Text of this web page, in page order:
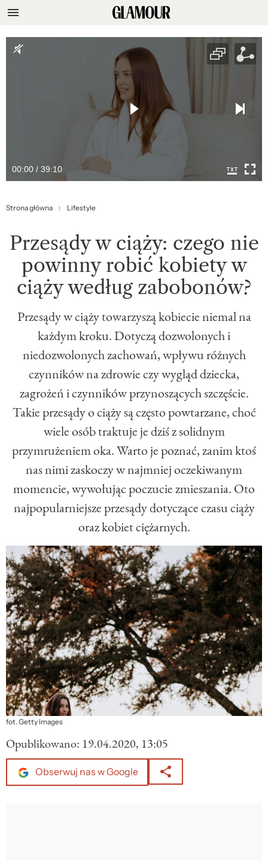
00:00 / 39:10
Strona główna Lifestyle
Przesądy w ciąży: czego nie
powinny robić kobiety w
ciąży według zabobonów?
Przesądy w ciąży towarzyszą kobiecie niemal na
każdym kroku. Dotyczą dozwolonych i
niedozwolonych zachowań, wpływu różnych
czynników na zdrowie czy wygląd dziecka,
zagrożeń i czynników przynoszących szczęście.
Takie przesądy o ciąży są często powtarzane, choć
wiele osób traktuje je dziś z solidnym
przymrużeniem oka. Warto je poznać, zanim ktoś
nas nimi zaskoczy w najmniej oczekiwanym
momencie, wywołując poczucie zmieszania. Oto
najpopularniejsze przesądy dotyczące czasu ciąży
oraz kobiet ciężarnych.
fot. Getty Images
Opublikowano: 19.04.2020, 13:05
Obserwuj nas w Google